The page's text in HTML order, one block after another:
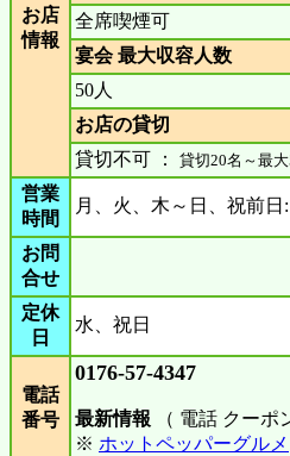
お店
情報
全席喫煙可
宴会 最大収容人数
50人
お店の貸切
貸切不可 ： 貸切20名～最
営業
時間
月、火、木～日、祝前日
お問
合せ
定休
日
水、祝日
電話
番号
0176-57-4347
最新情報 （ 電話 クーポ
※ ホットペッパーグルメ